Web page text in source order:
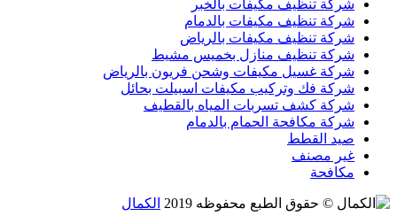
شركة تنظيف مكيفات بالخبر
شركة تنظيف مكيفات بالدمام
شركة تنظيف مكيفات بالرياض
شركة تنظيف منازل بخميس مشيط
شركة غسيل مكيفات وشحن فريون بالرياض
شركة فك وتركيب مكيفات اسبيلت بحائل
شركة كشف تسربات المياه بالقطيف
شركة مكافحة الحمام بالدمام
صيد القطط
غير مصنف
مكافحة
© حقوق الطبع محفوظه 2019 الكمال